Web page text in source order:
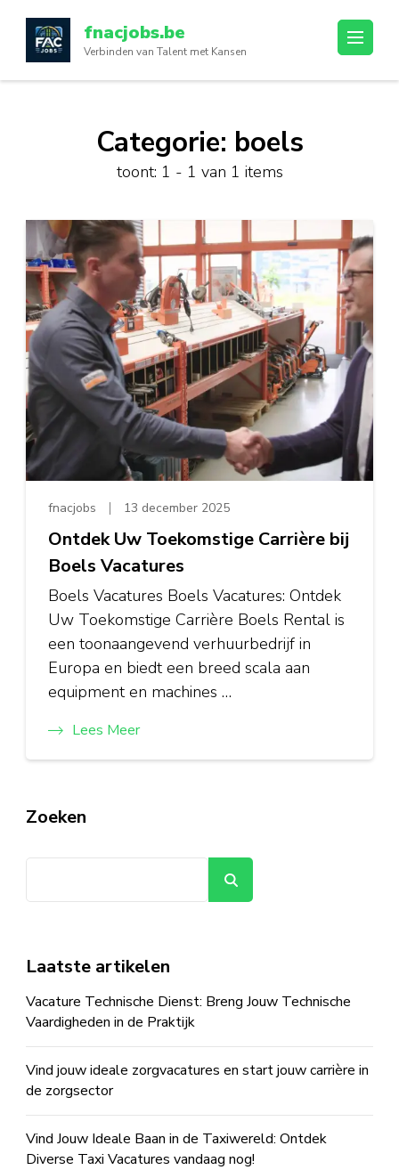
inhoud
(druk
fnacjobs.be
Verbinden van Talent met Kansen
Categorie: boels
toont: 1 - 1 van 1 items
fnacjobs 13 december 2025
Ontdek Uw Toekomstige Carrière bij
Boels Vacatures
Boels Vacatures Boels Vacatures: Ontdek
Uw Toekomstige Carrière Boels Rental is
een toonaangevend verhuurbedrijf in
Europa en biedt een breed scala aan
equipment en machines …
Lees Meer
Zoeken
Laatste artikelen
Vacature Technische Dienst: Breng Jouw Technische
Vaardigheden in de Praktijk
Vind jouw ideale zorgvacatures en start jouw carrière in
de zorgsector
Vind Jouw Ideale Baan in de Taxiwereld: Ontdek
Diverse Taxi Vacatures vandaag nog!